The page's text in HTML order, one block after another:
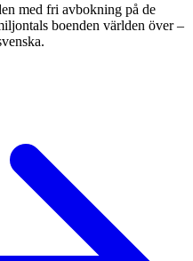
med fri avbokning på de
boenden världen över –